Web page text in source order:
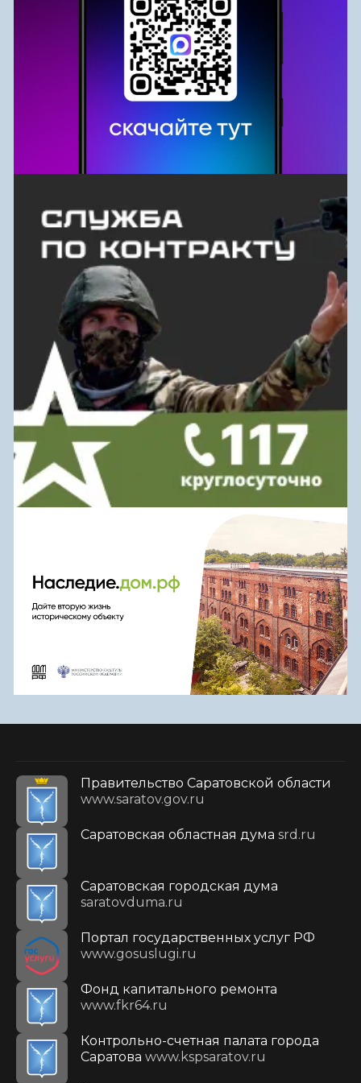
Правительство Саратовской области
www.saratov.gov.ru
Саратовская областная дума srd.ru
Саратовская городская дума
saratovduma.ru
Портал государственных услуг РФ
www.gosuslugi.ru
Фонд капитального ремонта
www.fkr64.ru
Контрольно-счетная палата города
Саратова www.kspsaratov.ru